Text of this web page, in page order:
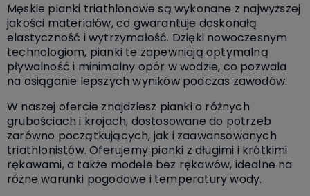
Męskie pianki triathlonowe są wykonane z najwyższej
jakości materiałów, co gwarantuje doskonałą
elastyczność i wytrzymałość. Dzięki nowoczesnym
technologiom, pianki te zapewniają optymalną
pływalność i minimalny opór w wodzie, co pozwala
na osiąganie lepszych wyników podczas zawodów.
W naszej ofercie znajdziesz pianki o różnych
grubościach i krojach, dostosowane do potrzeb
zarówno początkujących, jak i zaawansowanych
triathlonistów. Oferujemy pianki z długimi i krótkimi
rękawami, a także modele bez rękawów, idealne na
różne warunki pogodowe i temperatury wody.